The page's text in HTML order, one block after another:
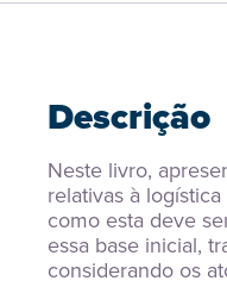
Descrição
Neste livro,
relativas à
como esta deve
essa base inicial,
considerando os